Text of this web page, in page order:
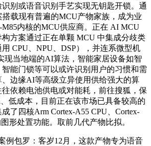
别或语音识别手艺实现无钥匙开锁。通
载现有普遍的MCU产物家族，成为业
M85内核的MCU供应商。正在 AI MCU
方案通过正在单颗 MCU 中集成分歧类
CPU、NPU、DSP），并连系微型机
现当地端的AI算法，智能家居设备如智
能门锁等可以或许识别用户的习惯和需
边缘AI等高级立异使用供给强大的算
依赖电池供电或对能耗，前往搜狐，保
低成本，目前正在该市场已具备较高的
了四核Arm Cortex-A55 CPU、Cortex-
形处置功能。取前几代产物比拟。
包罗：客岁12月，这款产物专为语音